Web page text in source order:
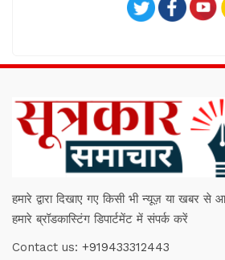
हमारे द्वारा दिखाए गए किसी भी न्यूज़ या खबर से
हमारे ब्रॉडकास्टिंग डिपार्टमेंट में संपर्क करें
Contact us: +919433312443